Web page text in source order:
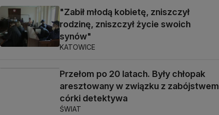
"Zabił młodą kobietę, zniszczył
rodzinę, zniszczył życie swoich
synów"
KATOWICE
Przełom po 20 latach. Były chłopak
aresztowany w związku z zabójstwem
córki detektywa
ŚWIAT